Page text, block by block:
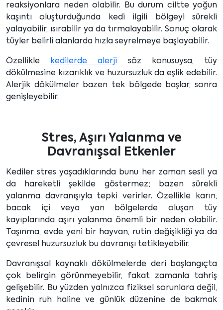
reaksiyonlara neden olabilir. Bu durum ciltte yoğun
kaşıntı oluşturduğunda kedi ilgili bölgeyi sürekli
yalayabilir, ısırabilir ya da tırmalayabilir. Sonuç olarak
tüyler belirli alanlarda hızla seyrelmeye başlayabilir.
Özellikle kedilerde alerji söz konusuysa, tüy
dökülmesine kızarıklık ve huzursuzluk da eşlik edebilir.
Alerjik dökülmeler bazen tek bölgede başlar, sonra
genişleyebilir.
Stres, Aşırı Yalanma ve
Davranışsal Etkenler
Kediler stres yaşadıklarında bunu her zaman sesli ya
da hareketli şekilde göstermez; bazen sürekli
yalanma davranışıyla tepki verirler. Özellikle karın,
bacak içi veya yan bölgelerde oluşan tüy
kayıplarında aşırı yalanma önemli bir neden olabilir.
Taşınma, evde yeni bir hayvan, rutin değişikliği ya da
çevresel huzursuzluk bu davranışı tetikleyebilir.
Davranışsal kaynaklı dökülmelerde deri başlangıçta
çok belirgin görünmeyebilir, fakat zamanla tahriş
gelişebilir. Bu yüzden yalnızca fiziksel sorunlara değil,
kedinin ruh haline ve günlük düzenine de bakmak